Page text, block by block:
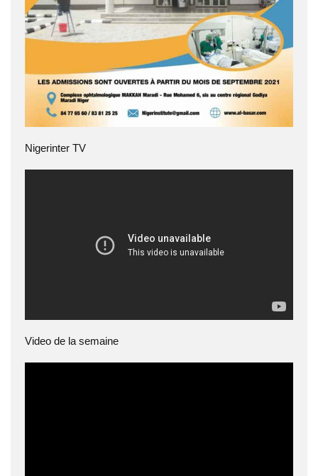
Nigerinter TV
Video de la semaine